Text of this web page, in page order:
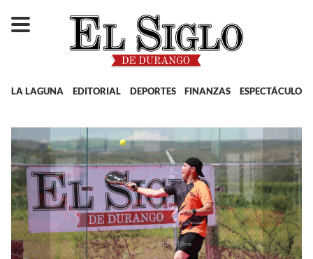
LA LAGUNA EDITORIAL DEPORTES FINANZAS ESPECTÁCULOS